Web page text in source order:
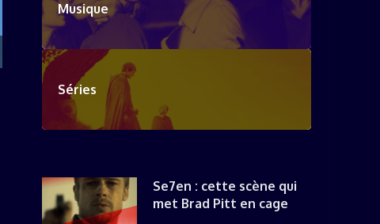
Musique
Séries
Se7en : cette scène qui
met Brad Pitt en cage